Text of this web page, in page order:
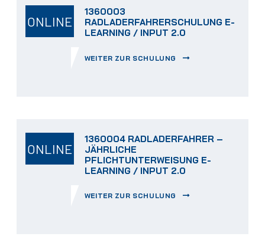
ONLINE
1360003
RADLADERFAHRERSCHULUNG E-
LEARNING / INPUT 2.0
WEITER ZUR SCHULUNG
ONLINE
1360004 RADLADERFAHRER –
JÄHRLICHE
PFLICHTUNTERWEISUNG E-
LEARNING / INPUT 2.0
WEITER ZUR SCHULUNG